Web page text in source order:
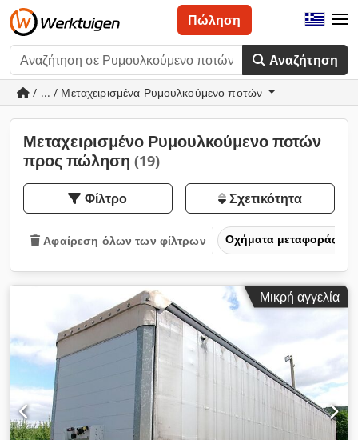
Αναζήτηση
Πώληση
/ ... / Μεταχειρισμένα Ρυμουλκούμενο ποτών
Μεταχειρισμένο Ρυμουλκούμενο ποτών
προς πώληση (19)
Φίλτρο Σχετικότητα
Αφαίρεση όλων των φίλτρων Οχήματα μεταφοράς
Μικρή αγγελία